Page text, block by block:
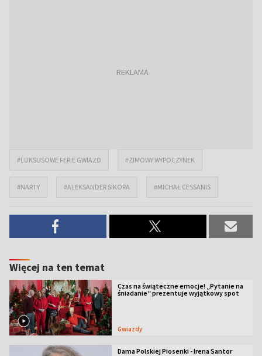
#LUKSUSOWE FERIE GWIAZD #ZIMOWY WYPOCZYNEK
#NARTY #ALEKSANDER SIKORA #MICHAŁ CESSANIS
Więcej na ten temat
Czas na świąteczne emocje! „Pytanie na
śniadanie” prezentuje wyjątkowy spot
Gwiazdy
Dama Polskiej Piosenki - Irena Santor